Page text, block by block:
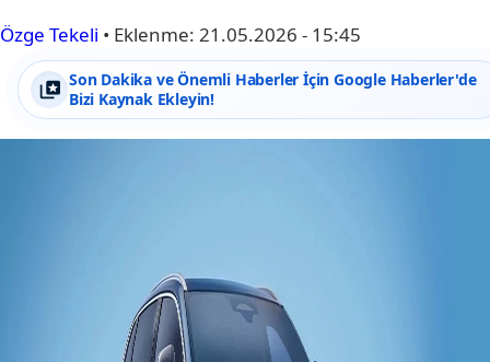
Özge Tekeli • Eklenme: 21.05.2026 - 15:45
Son Dakika ve Önemli Haberler İçin Google Haberler'de
Bizi Kaynak Ekleyin!